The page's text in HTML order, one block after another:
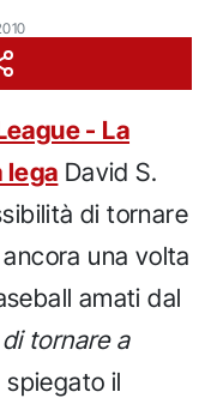
- La
lega David S.
di tornare
una volta
amati dal
tornare a
il